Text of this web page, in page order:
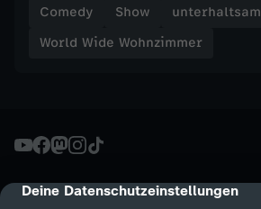
cmp-dialog-description
Deine Datenschutzeinstellungen
i
e
r
Comedy Show unterhaltsam
World Wide Wohnzimmer